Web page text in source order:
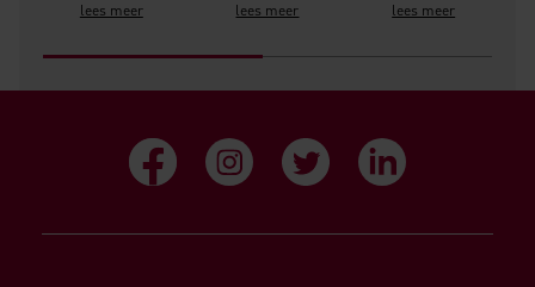
lees meer lees meer lees meer